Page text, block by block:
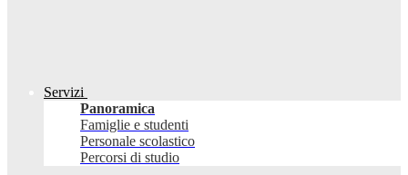
Servizi
Panoramica
Famiglie e studenti
Personale scolastico
Percorsi di studio